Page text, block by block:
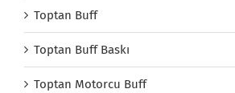
Toptan Buff
Toptan Buff Baskı
Toptan Motorcu Buff